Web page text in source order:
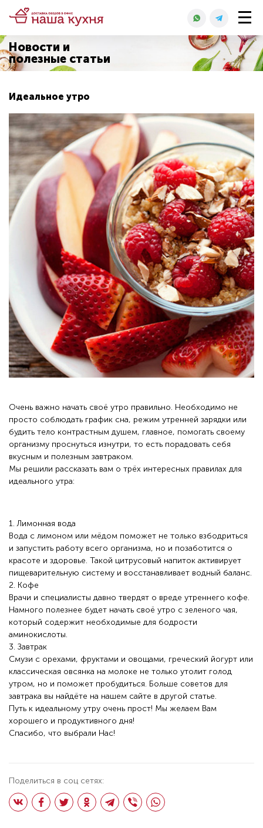
Новости и
полезные статьи
Идеальное утро
Очень важно начать своё утро правильно. Необходимо не
просто соблюдать график сна, режим утренней зарядки или
будить тело контрастным душем, главное, помогать своему
организму проснуться изнутри, то есть порадовать себя
вкусным и полезным завтраком.
Мы решили рассказать вам о трёх интересных правилах для
идеального утра:
1. Лимонная вода
Вода с лимоном или мёдом поможет не только взбодриться
и запустить работу всего организма, но и позаботится о
красоте и здоровье. Такой цитрусовый напиток активирует
пищеварительную систему и восстанавливает водный баланс.
2. Кофе
Врачи и специалисты давно твердят о вреде утреннего кофе.
Намного полезнее будет начать своё утро с зеленого чая,
который содержит необходимые для бодрости
аминокислоты.
3. Завтрак
Смузи с орехами, фруктами и овощами, греческий йогурт или
классическая овсянка на молоке не только утолит голод
утром, но и поможет пробудиться. Больше советов для
завтрака вы найдёте на нашем сайте в другой статье.
Путь к идеальному утру очень прост! Мы желаем Вам
хорошего и продуктивного дня!
Спасибо, что выбрали Нас!
Поделиться в соц сетях: